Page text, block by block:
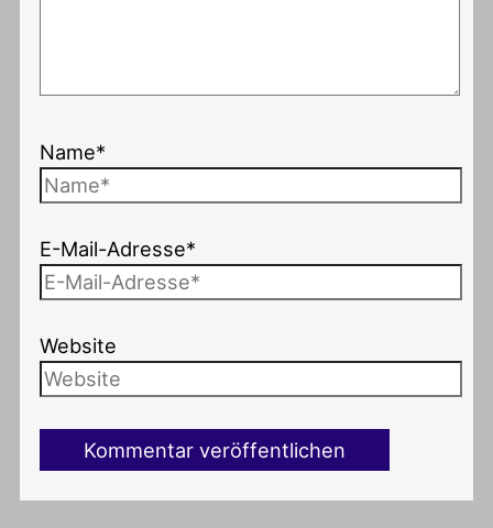
Name*
E-Mail-Adresse*
Website